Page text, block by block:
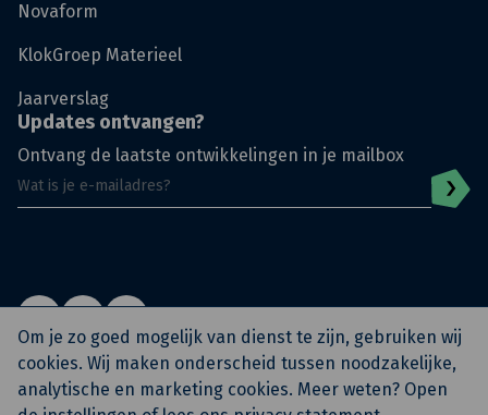
Novaform
KlokGroep Materieel
Jaarverslag
Updates ontvangen?
Ontvang de laatste ontwikkelingen in je mailbox
© KlokGroep Privacy Policy
Algemene voorwaarden
Om je zo goed mogelijk van dienst te zijn, gebruiken wij
cookies. Wij maken onderscheid tussen noodzakelijke,
analytische en marketing cookies. Meer weten? Open